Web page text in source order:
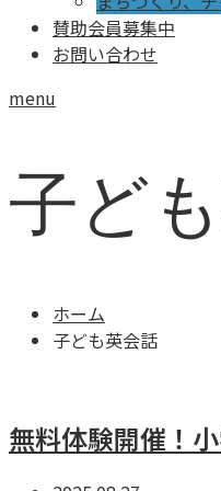
賛助会員募集中
お問い合わせ
menu
子ど
ホーム
子ども英会話
無料体験開催！